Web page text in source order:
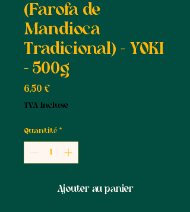
(Farofa de
Mandioca
Tradicional) - YOKI
- 500g
6,50 €Prix
TVA Incluse
Quantité *
Ajouter au panier